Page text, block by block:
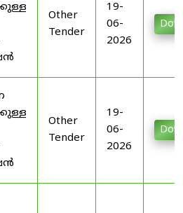
Other
Tender
19-
06-
2026
Other
Tender
19-
06-
2026